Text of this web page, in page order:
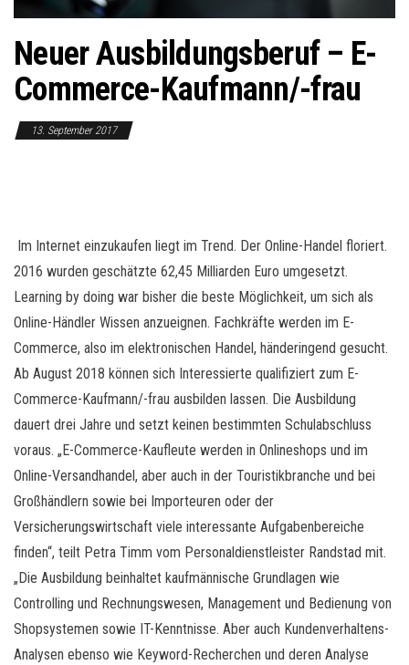
Neuer Ausbildungsberuf – E-
Commerce-Kaufmann/-frau
13. September 2017
Im Internet einzukaufen liegt im Trend. Der Online-Handel floriert.
2016 wurden geschätzte 62,45 Milliarden Euro umgesetzt.
Learning by doing war bisher die beste Möglichkeit, um sich als
Online-Händler Wissen anzueignen. Fachkräfte werden im E-
Commerce, also im elektronischen Handel, händeringend gesucht.
Ab August 2018 können sich Interessierte qualifiziert zum E-
Commerce-Kaufmann/-frau ausbilden lassen. Die Ausbildung
dauert drei Jahre und setzt keinen bestimmten Schulabschluss
voraus. „E-Commerce-Kaufleute werden in Onlineshops und im
Online-Versandhandel, aber auch in der Touristikbranche und bei
Großhändlern sowie bei Importeuren oder der
Versicherungswirtschaft viele interessante Aufgabenbereiche
finden“, teilt Petra Timm vom Personaldienstleister Randstad mit.
„Die Ausbildung beinhaltet kaufmännische Grundlagen wie
Controlling und Rechnungswesen, Management und Bedienung von
Shopsystemen sowie IT-Kenntnisse. Aber auch Kundenverhaltens-
Analysen ebenso wie Keyword-Recherchen und deren Analyse